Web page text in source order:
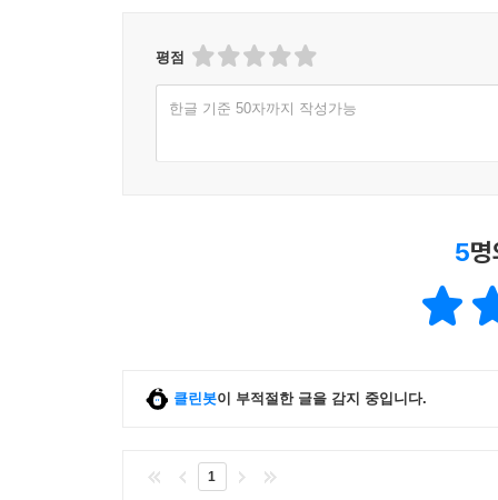
평점
한글 기준 50자까지 작성가능
5
클린봇이 부적절한 글을 감지 중입니다.
1